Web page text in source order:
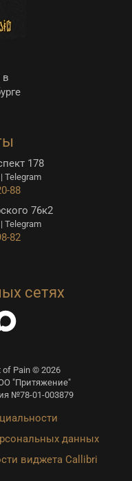
в
178
Telegram
88
76к2
Telegram
82
сетях
Pain © 2026
"Притяжение"
№78-01-003879
данных
виджета Callibri